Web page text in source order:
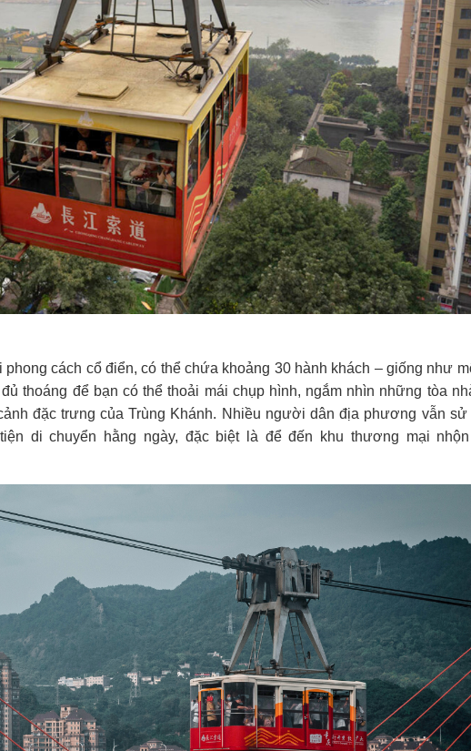
cách cổ điển, có thể chứa khoảng 30 hành khách – giống như
thoáng để bạn có thể thoải mái chụp hình, ngắm nhìn những tòa
đặc trưng của Trùng Khánh. Nhiều người dân địa phương vẫn sử
di chuyển hằng ngày, đặc biệt là để đến khu thương mại